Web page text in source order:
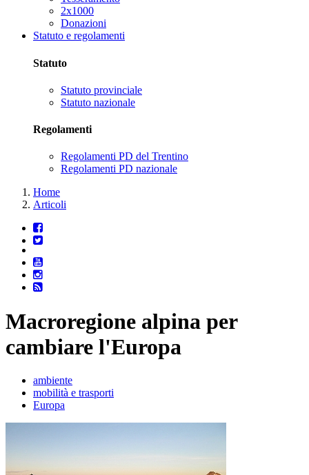
2x1000
Donazioni
Statuto e regolamenti
Statuto
Statuto provinciale
Statuto nazionale
Regolamenti
Regolamenti PD del Trentino
Regolamenti PD nazionale
Home
Articoli
Macroregione alpina per
cambiare l'Europa
ambiente
mobilità e trasporti
Europa